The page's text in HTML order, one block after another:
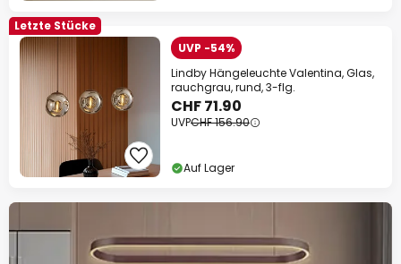
Letzte Stücke
UVP -54%
Lindby Hängeleuchte Valentina, Glas,
rauchgrau, rund, 3-flg.
CHF 71.90
UVPCHF 156.90
Auf Lager